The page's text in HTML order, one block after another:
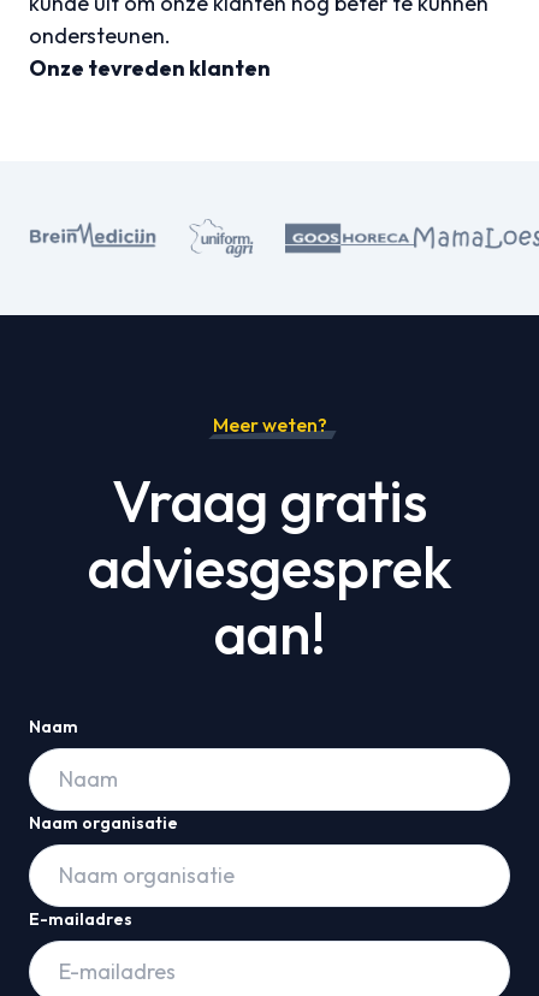
ondersteunen.
Onze tevreden klanten
Meer weten?
Vraag gratis
adviesgesprek
aan!
Naam
Naam organisatie
E-mailadres